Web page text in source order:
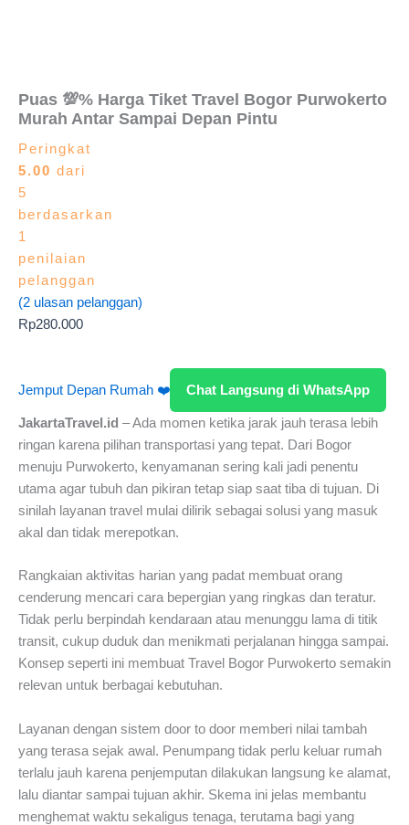
Puas 💯% Harga Tiket Travel Bogor Purwokerto
Murah Antar Sampai Depan Pintu
Peringkat
5.00 dari
5
berdasarkan
1
penilaian
pelanggan
(2 ulasan pelanggan)
Rp280.000
Jemput Depan Rumah ❤️ Chat Langsung di WhatsApp
JakartaTravel.id – Ada momen ketika jarak jauh terasa lebih
ringan karena pilihan transportasi yang tepat. Dari Bogor
menuju Purwokerto, kenyamanan sering kali jadi penentu
utama agar tubuh dan pikiran tetap siap saat tiba di tujuan. Di
sinilah layanan travel mulai dilirik sebagai solusi yang masuk
akal dan tidak merepotkan.
Rangkaian aktivitas harian yang padat membuat orang
cenderung mencari cara bepergian yang ringkas dan teratur.
Tidak perlu berpindah kendaraan atau menunggu lama di titik
transit, cukup duduk dan menikmati perjalanan hingga sampai.
Konsep seperti ini membuat Travel Bogor Purwokerto semakin
relevan untuk berbagai kebutuhan.
Layanan dengan sistem door to door memberi nilai tambah
yang terasa sejak awal. Penumpang tidak perlu keluar rumah
terlalu jauh karena penjemputan dilakukan langsung ke alamat,
lalu diantar sampai tujuan akhir. Skema ini jelas membantu
menghemat waktu sekaligus tenaga, terutama bagi yang